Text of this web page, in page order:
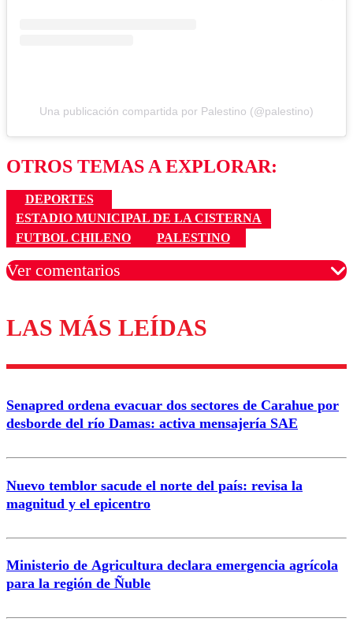
Una publicación compartida por Palestino (@palestino)
OTROS TEMAS A EXPLORAR:
DEPORTES
ESTADIO MUNICIPAL DE LA CISTERNA
FUTBOL CHILENO
PALESTINO
Ver comentarios
Los comentarios son moderados para garantizar un
diálogo respetuoso.
Correo
LAS MÁS LEÍDAS
Senapred ordena evacuar dos sectores de Carahue por
desborde del río Damas: activa mensajería SAE
Nuevo temblor sacude el norte del país: revisa la
magnitud y el epicentro
Ministerio de Agricultura declara emergencia agrícola
para la región de Ñuble